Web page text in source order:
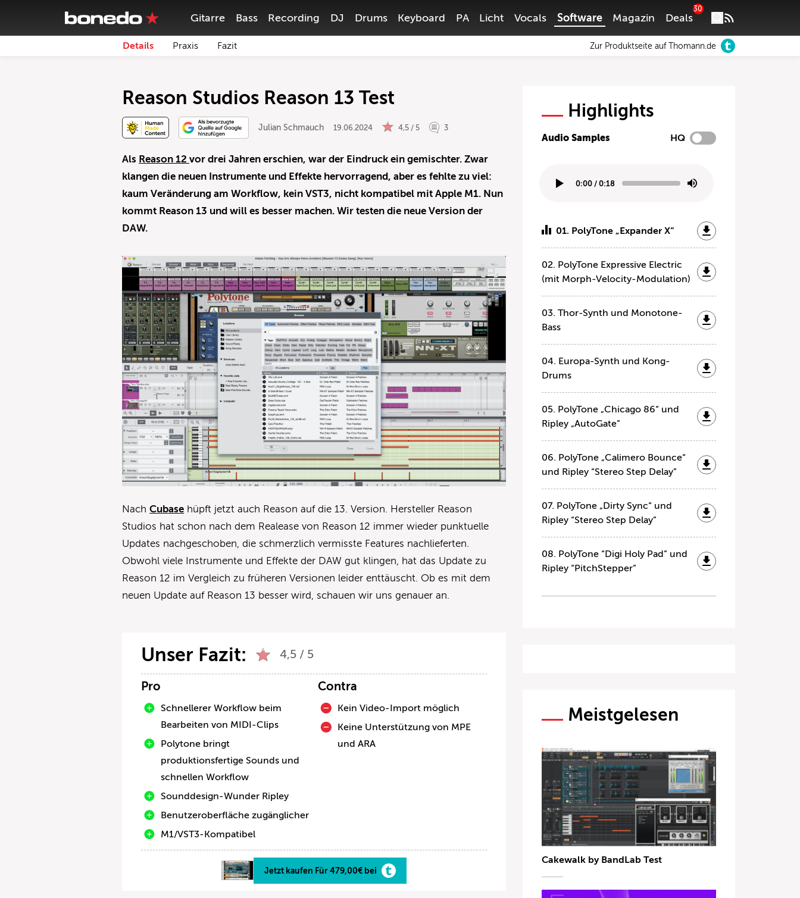
Gitarre Bass Recording DJ Drums Keyboard PA Licht Vocals Software Magazin Deals
30
Details Praxis Fazit Zur Produktseite auf Thomann.de
Reason Studios Reason 13 Test
Julian Schmauch 19.06.2024 4,5 / 5 3
Als Reason 12vor drei Jahren erschien, war der Eindruck ein gemischter. Zwar
klangen die neuen Instrumente und Effekte hervorragend, aber es fehlte zu viel:
kaum Veränderung am Workflow, kein VST3, nicht kompatibel mit Apple M1. Nun
kommt Reason 13 und will es besser machen. Wir testen die neue Version der
DAW.
NachCubase hüpft jetzt auch Reason auf die 13. Version. Hersteller Reason
Studios hat schon nach dem Realease von Reason 12 immer wieder punktuelle
Updates nachgeschoben, die schmerzlich vermisste Features nachlieferten.
Obwohl viele Instrumente und Effekte der DAW gut klingen, hat das Update zu
Reason 12 im Vergleich zu früheren Versionen leider enttäuscht. Ob es mit dem
neuen Update auf Reason 13 besser wird, schauen wir uns genauer an.
Unser Fazit: 4,5 / 5
Pro
Schnellerer Workflow beim
Bearbeiten von MIDI-Clips
Polytone bringt
produktionsfertige Sounds und
schnellen Workflow
Sounddesign-Wunder Ripley
Benutzeroberfläche zugänglicher
M1/VST3-Kompatibel
Contra
Kein Video-Import möglich
Keine Unterstützung von MPE
und ARA
Jetzt kaufen Für 479,00€ bei
Highlights
Audio Samples HQ
0:00 / 0:18
01. PolyTone „Expander X“
02. PolyTone Expressive Electric
(mit Morph-Velocity-Modulation)
03. Thor-Synth und Monotone-
Bass
04. Europa-Synth und Kong-
Drums
05. PolyTone „Chicago 86“ und
Ripley „AutoGate”
06. PolyTone „Calimero Bounce“
und Ripley “Stereo Step Delay”
07. PolyTone „Dirty Sync“ und
Ripley “Stereo Step Delay”
08. PolyTone “Digi Holy Pad” und
Ripley “PitchStepper”
Meistgelesen
Cakewalk by BandLab Test